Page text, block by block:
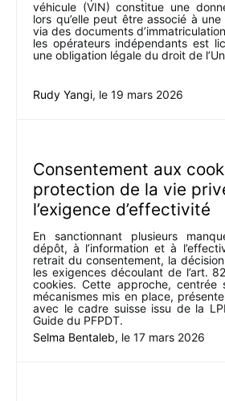
véhicule (VIN) constitue une
lors qu’elle peut être associé à
via des documents
les opérateurs indépendants est
une obligation légale du droit de
Rudy Yangi, le 19 mars 2026
Consentement aux
protection de la vie
l’exigence d’effectivité
En sanctionnant plusieurs
dépôt, à l’information et à
retrait du consentement, la
les exigences découlant de l’art.
cookies. Cette approche, centrée
mécanismes mis en place,
avec le cadre suisse issu de la
Guide du PFPDT.
Selma Bentaleb, le 17 mars 2026